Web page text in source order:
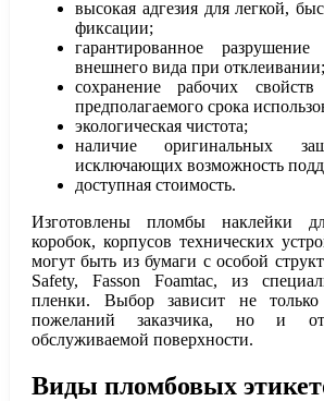
высокая адгезия для легкой,
фиксации;
гарантированное
внешнего вида при отклеивании;
сохранение рабочих
предполагаемого срока
экологическая чистота;
наличие оригинальных
исключающих возможность
доступная стоимость.
Изготовлены пломбы наклейки
коробок, корпусов технических
могут быть из бумаги с особой
Safety, Fasson Foamtac, из
пленки. Выбор зависит не
пожеланий заказчика, но и от
обслуживаемой поверхности.
Виды пломбовых